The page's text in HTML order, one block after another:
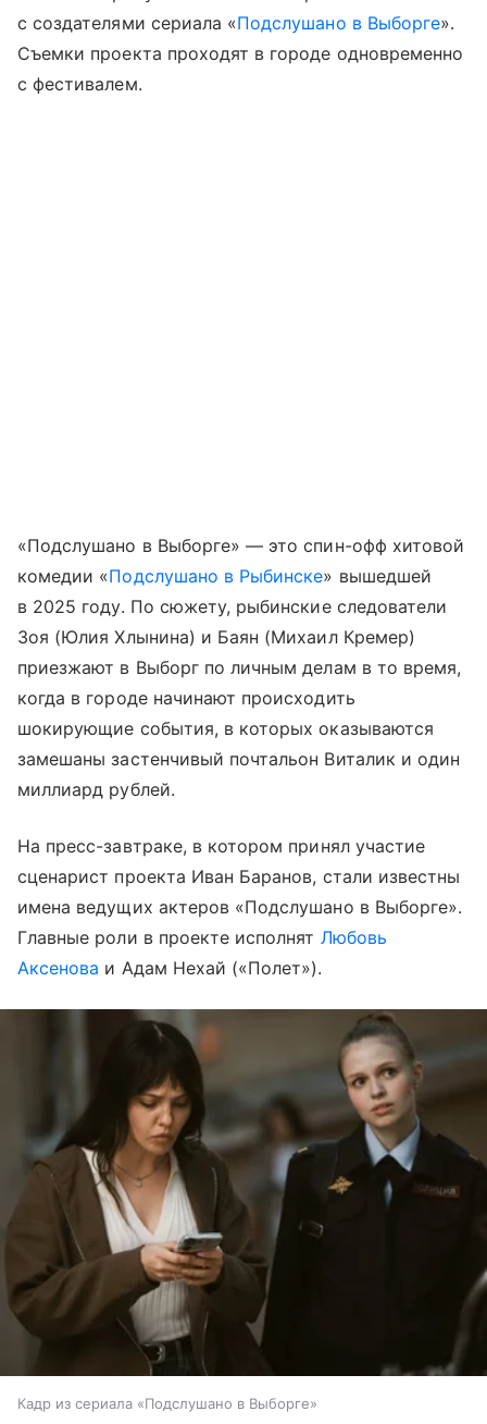
с создателями сериала «Подслушано в Выборге».
Съемки проекта проходят в городе одновременно
с фестивалем.
«Подслушано в Выборге» — это спин-офф хитовой
комедии «Подслушано в Рыбинске» вышедшей
в 2025 году. По сюжету, рыбинские следователи
Зоя (Юлия Хлынина) и Баян (Михаил Кремер)
приезжают в Выборг по личным делам в то время,
когда в городе начинают происходить
шокирующие события, в которых оказываются
замешаны застенчивый почтальон Виталик и один
миллиард рублей.
На пресс-завтраке, в котором принял участие
сценарист проекта Иван Баранов, стали известны
имена ведущих актеров «Подслушано в Выборге».
Главные роли в проекте исполнят Любовь
Аксенова и Адам Нехай («Полет»).
Кадр из сериала «Подслушано в Выборге»